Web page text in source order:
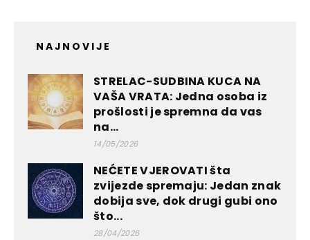
NAJNOVIJE
STRELAC-SUDBINA KUCA NA
VAŠA VRATA: Jedna osoba iz
prošlosti je spremna da vas
na...
14/05/2026
NEĆETE VJEROVATI šta
zvijezde spremaju: Jedan znak
dobija sve, dok drugi gubi ono
što...
28/04/2026